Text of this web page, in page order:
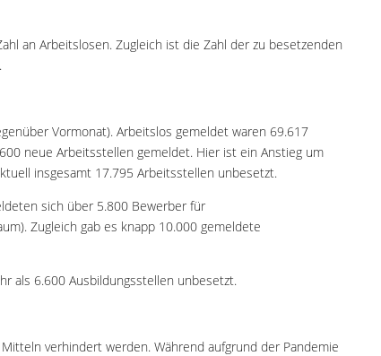
an Arbeitslosen. Zugleich ist die Zahl der zu besetzenden
Vormonat). Arbeitslos gemeldet waren 69.617
neue Arbeitsstellen gemeldet. Hier ist ein Anstieg um
insgesamt 17.795 Arbeitsstellen unbesetzt.
sich über 5.800 Bewerber für
Zugleich gab es knapp 10.000 gemeldete
als 6.600 Ausbildungsstellen unbesetzt.
verhindert werden. Während aufgrund der Pandemie